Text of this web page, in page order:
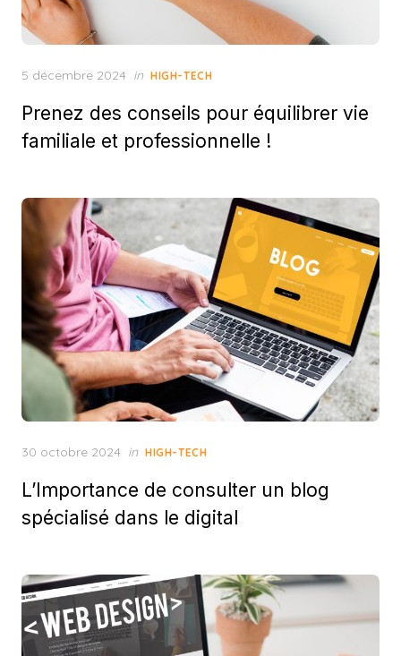
Posted
5 décembre 2024 in HIGH-TECH
Prenez des conseils pour équilibrer vie
familiale et professionnelle !
Posted
30 octobre 2024 in HIGH-TECH
L’Importance de consulter un blog
spécialisé dans le digital